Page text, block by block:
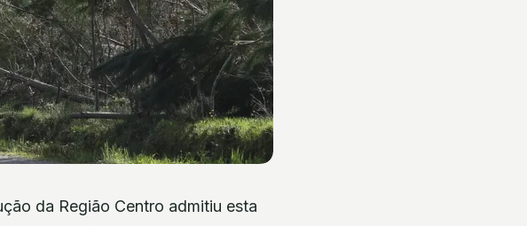
da Região Centro admitiu esta